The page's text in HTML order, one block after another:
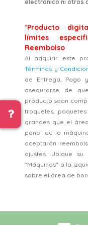
electrónico ni otros
*Producto
límites
Reembolso
Al adquirir este
Términos y
de Entrega, Pago
asegurarse de
producto sean
troqueles,
grandes que el
panel de la
aceptarán
ajustes. Ubique
"Máquinas" a la
sobre el área de